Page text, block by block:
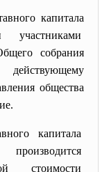
капитала
участниками
собрания
общества
капитала
производится
стоимости